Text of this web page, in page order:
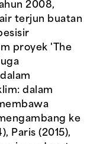
2008,
terjun buatan
proyek 'The
dalam
ke
Paris (2015),